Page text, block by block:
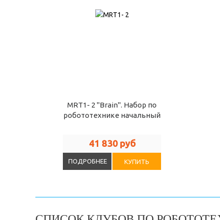
MRT1- 2 "Brain". Набор по
робототехнике начальный
41 830 руб
ПОДРОБНЕЕ КУПИТЬ